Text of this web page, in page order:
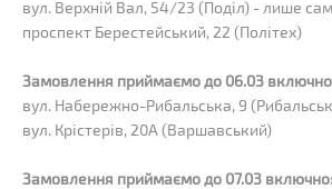
вул. Верхній Вал, 54/23 (Поділ) - лише
проспект Берестейський, 22 (Політех)
Замовлення приймаємо до 06.03
вул. Набережно-Рибальська, 9
вул. Крістерів, 20А (Варшавський)
Замовлення приймаємо до 07.03 включно: